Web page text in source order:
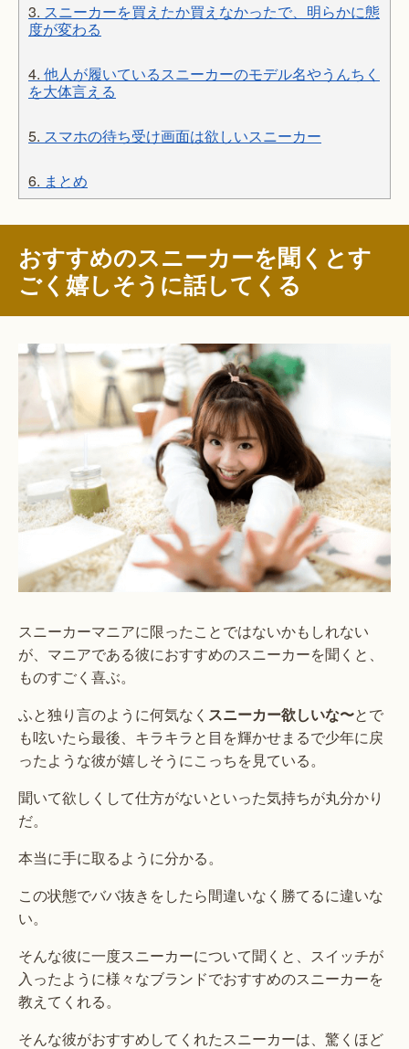
3. スニーカーを買えたか買えなかったで、明らかに態
度が変わる
4. 他人が履いているスニーカーのモデル名やうんちく
を大体言える
5. スマホの待ち受け画面は欲しいスニーカー
6. まとめ
おすすめのスニーカーを聞くとす
ごく嬉しそうに話してくる
スニーカーマニアに限ったことではないかもしれない
が、マニアである彼におすすめのスニーカーを聞くと、
ものすごく喜ぶ。
ふと独り言のように何気なく スニーカー欲しいな〜とで
も呟いたら最後、キラキラと目を輝かせまるで少年に戻
ったような彼が嬉しそうにこっちを見ている。
聞いて欲しくして仕方がないといった気持ちが丸分かり
だ。
本当に手に取るように分かる。
この状態でババ抜きをしたら間違いなく勝てるに違いな
い。
そんな彼に一度スニーカーについて聞くと、スイッチが
入ったように様々なブランドでおすすめのスニーカーを
教えてくれる。
そんな彼がおすすめしてくれたスニーカーは、驚くほど